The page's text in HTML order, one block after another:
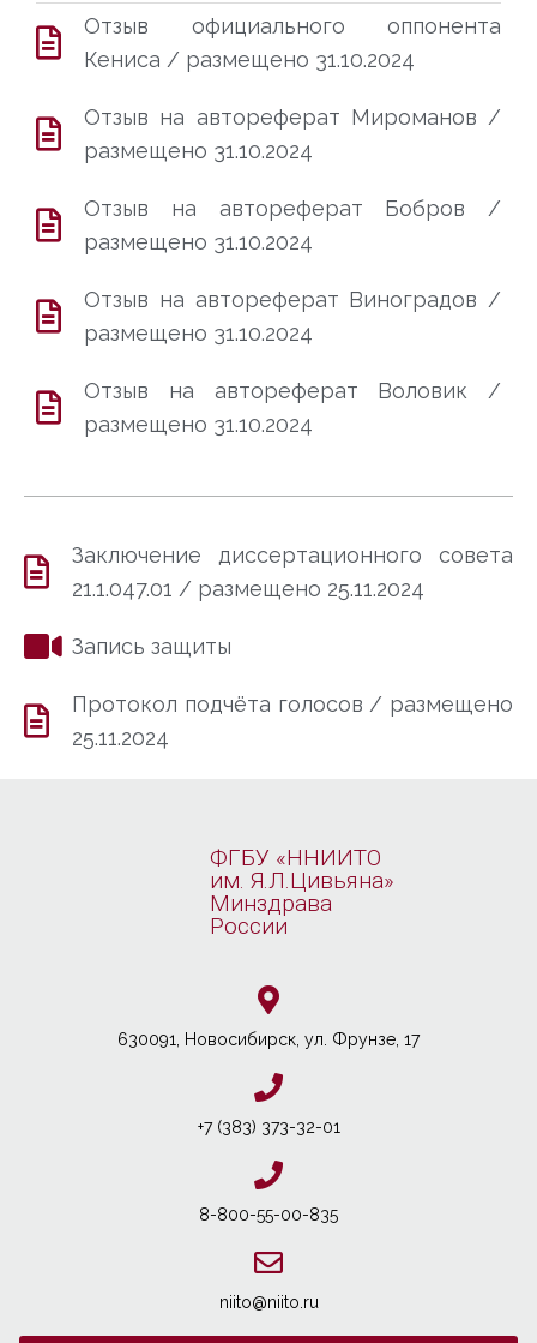
Отзыв официального оппонента
Кениса / размещено 31.10.2024
Отзыв на автореферат Мироманов /
размещено 31.10.2024
Отзыв на автореферат Бобров /
размещено 31.10.2024
Отзыв на автореферат Виноградов /
размещено 31.10.2024
Отзыв на автореферат Воловик /
размещено 31.10.2024
Заключение диссертационного совета
21.1.047.01 / размещено 25.11.2024
Запись защиты
Протокол подчёта голосов / размещено
25.11.2024
ФГБУ «ННИИТО
им. Я.Л.Цивьяна»
Минздрава
России
630091, Новосибирcк, ул. Фрунзе, 17
+7 (383) 373-32-01
8-800-55-00-835
niito@niito.ru